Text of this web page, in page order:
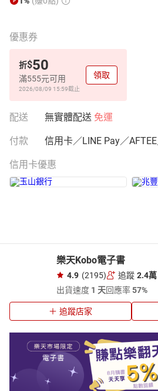
優惠券
折$50
滿555元可用
2026/08/09 15:59截止
領取
配送 無實體配送 免運
付款 信用卡／LINE Pay／
信用卡優惠
樂天Kobo電子書
4.9 (2195) 追蹤 2.4萬
出貨速度 1 天回應率57%
追蹤店家